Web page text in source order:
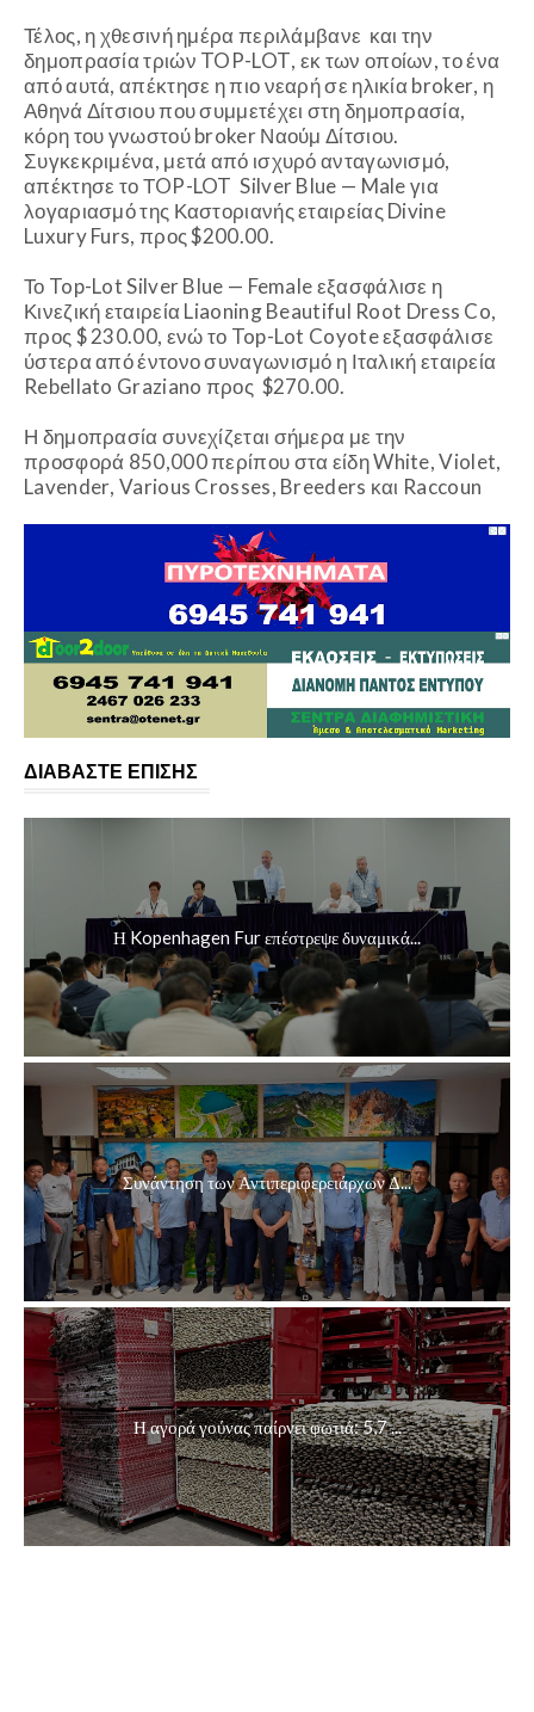
Τέλος, η χθεσινή ημέρα περιλάμβανε και την
δημοπρασία τριών TOP-LOT, εκ των οποίων, το ένα
από αυτά, απέκτησε η πιο νεαρή σε ηλικίαbroker, η
Αθηνά Δίτσιου που συμμετέχει στη δημοπρασία,
κόρη του γνωστούbrokerΝαούμ Δίτσιου.
Συγκεκριμένα, μετά από ισχυρό ανταγωνισμό,
απέκτησε το ΤOP-LOT SilverBlue — Maleγια
λογαριασμό της Καστοριανής εταιρείας Divine
LuxuryFurs, προς $200.00.
Το Top-Lot SilverBlue — Femaleεξασφάλισε η
Κινεζική εταιρείαLiaoningBeautiful Root Dress Co,
προς $ 230.00, ενώ το Top-Lot Coyoteεξασφάλισε
ύστερα από έντονο συναγωνισμό η Ιταλική εταιρεία
Rebellato Graziano προς $270.00.
Η δημοπρασία συνεχίζεται σήμερα με την
προσφορά 850,000 περίπου στα είδηWhite,Violet,
Lavender,Various Crosses, Breeders και Raccoun
ΔΙΑΒΑΣΤΕ ΕΠΙΣΗΣ
Η Kopenhagen Fur επέστρεψε δυναμικά...
Συνάντηση των Αντιπεριφερειάρχων Δ...
Η αγορά γούνας παίρνει φωτιά: 5,7 ...